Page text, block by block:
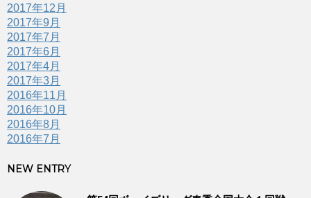
2017年12月
2017年9月
2017年7月
2017年6月
2017年4月
2017年3月
2016年11月
2016年10月
2016年8月
2016年7月
NEW ENTRY